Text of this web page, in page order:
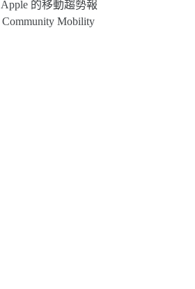
的移動趨勢報
Mobility